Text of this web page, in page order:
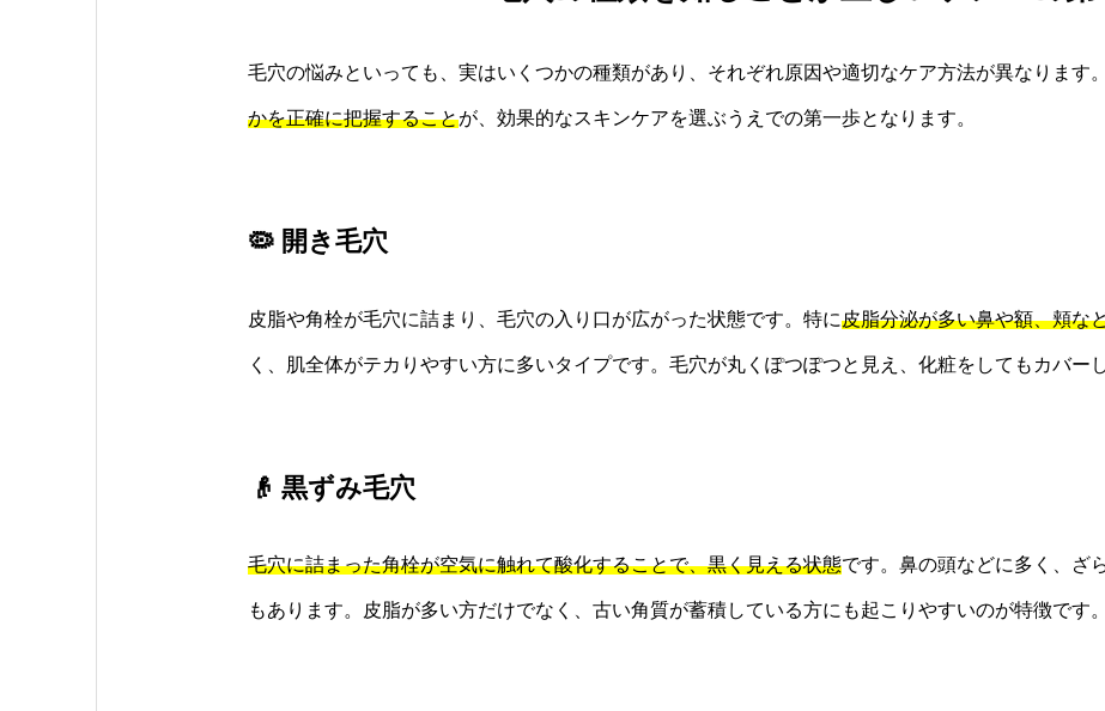
毛穴の悩みといっても、実はいくつかの種類があり、それぞれ原因や適切なケア方法が異なります。
かを正確に把握することが、効果的なスキンケアを選ぶうえでの第一歩となります。
🦠 開き毛穴
皮脂や角栓が毛穴に詰まり、毛穴の入り口が広がった状態です。特に皮脂分泌が多い鼻や額、頬な
く、肌全体がテカりやすい方に多いタイプです。毛穴が丸くぽつぽつと見え、化粧をしてもカバー
👴 黒ずみ毛穴
毛穴に詰まった角栓が空気に触れて酸化することで、黒く見える状態です。鼻の頭などに多く、ざ
もあります。皮脂が多い方だけでなく、古い角質が蓄積している方にも起こりやすいのが特徴です。